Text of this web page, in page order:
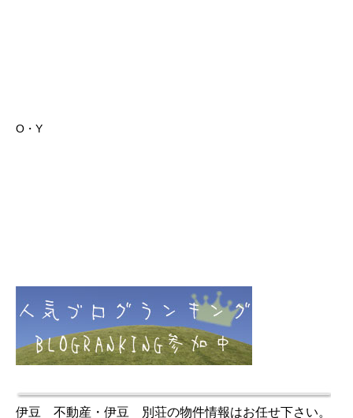
O・Y
伊豆 不動産・伊豆 別荘の物件情報はお任せ下さい。